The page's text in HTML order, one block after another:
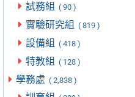
試務組 ( 90 )
實驗研究組 ( 819 )
設備組 ( 418 )
特教組 ( 128 )
學務處 ( 2,838 )